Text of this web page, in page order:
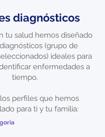
diagnósticos
tu salud hemos diseñado
(grupo de
ideales para
enfermedades a
tiempo.
perfiles que hemos
para ti y tu familia: